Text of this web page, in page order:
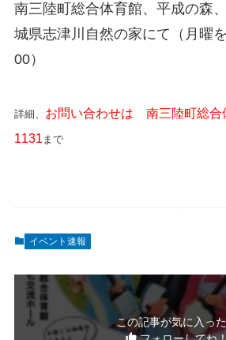
南三陸町総合体育館、平成の森
城県志津川自然の家にて（月曜
00）
詳細、 お問い合わせは 南三陸町総
1131まで
イベント速報
この記事が気に入っ